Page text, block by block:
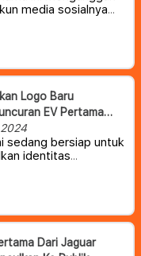
media sosialnya
Logo Baru
EV Pertama
sedang bersiap untuk
identitas
Dari Jaguar